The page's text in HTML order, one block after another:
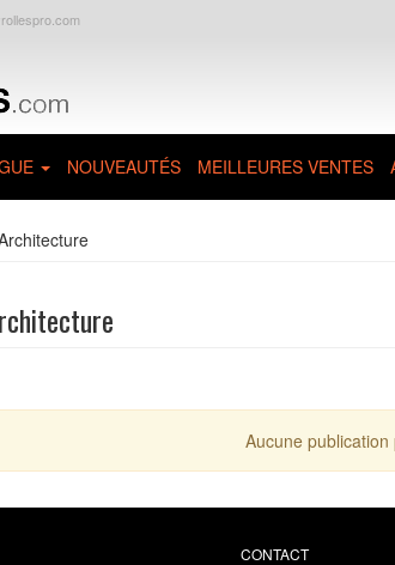
NOUVEAUTÉS MEILLEURES VENTES
Aucune
CONTACT